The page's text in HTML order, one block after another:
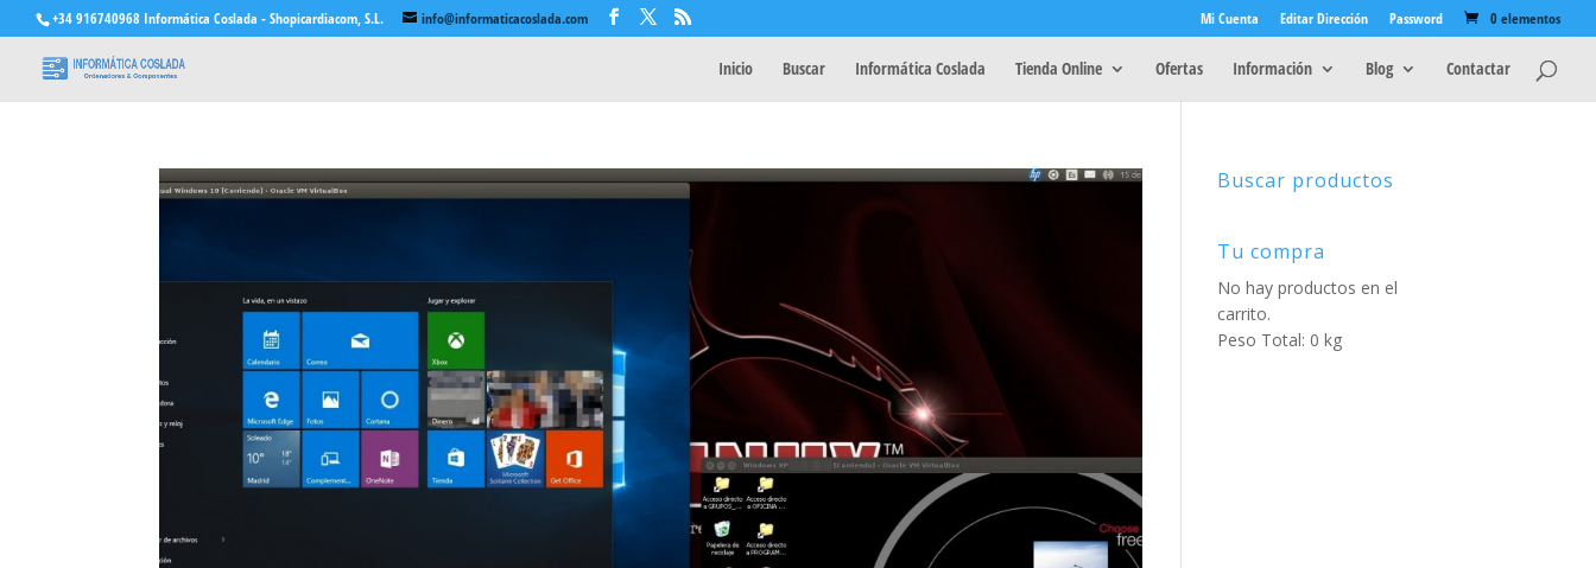
+34 916740968 Informática Coslada - Shopicardiacom, S.L. info@informaticacoslada.com Mi Cuenta Editar Dirección Password 0 elementos
Inicio Buscar Informática Coslada Tienda Online Ofertas Información Blog Contactar
Buscar productos
Tu compra
No hay productos en el
carrito.
Peso Total: 0 kg